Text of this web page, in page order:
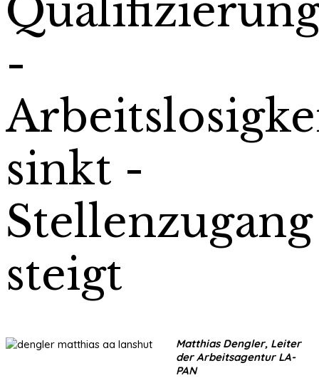
Qualifizierung
-
sinkt -
Stellenzugang
steigt
Matthias Dengler, Leiter
der Arbeitsagentur LA-
PAN